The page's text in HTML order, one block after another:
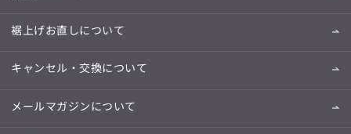
裾上げお直しについて
キャンセル・交換について
メールマガジンについて